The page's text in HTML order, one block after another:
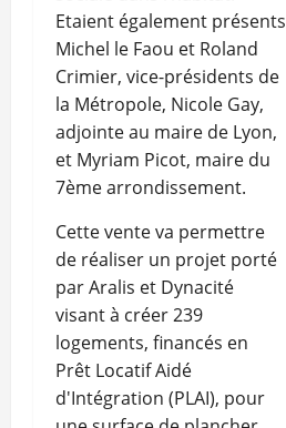
Etaient également présents
Michel le Faou et Roland
Crimier, vice-présidents de
la Métropole, Nicole Gay,
adjointe au maire de Lyon,
et Myriam Picot, maire du
7ème arrondissement.
Cette vente va permettre
de réaliser un projet porté
par Aralis et Dynacité
visant à créer 239
logements, financés en
Prêt Locatif Aidé
d'Intégration (PLAI), pour